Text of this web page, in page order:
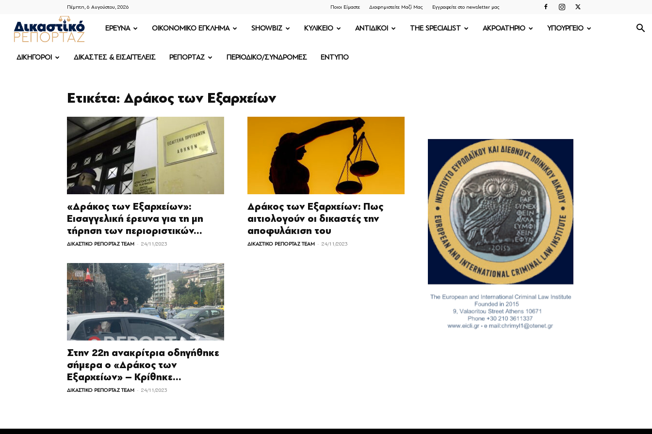
Πέμπτη, 6 Αυγούστου, 2026 Ποιοι Είμαστε Διαφημιστείτε Μαζί Μας Εγγραφείτε στο newsletter μας
ΔΙΚΑΣΤΙΚΟ
ΡΕΠΟΡΤΑΖ
ΕΡΕΥΝΑ OIKONOMIKO ΕΓΚΛΗΜΑ SHOWBIZ ΚΥΛΙΚΕΙΟ ΑΝΤΙΔΙΚΟΙ THE SPECIALIST ΑΚΡΟΑΤΗΡΙΟ ΥΠΟΥΡΓΕΙΟ
ΔΙΚΗΓΟΡΟΙ ΔΙΚΑΣΤΕΣ & ΕΙΣΑΓΓΕΛΕΙΣ ΡΕΠΟΡΤΑΖ ΠΕΡΙΟΔΙΚΟ/ΣΥΝΔΡΟΜΕΣ ΕΝΤΥΠΟ
Ετικέτα: Δράκος των Εξαρχείων
«Δράκος των Εξαρχείων»:
Εισαγγελική έρευνα για τη μη
τήρηση των περιοριστικών...
ΔΙΚΑΣΤΙΚΟ ΡΕΠΟΡΤΑΖ TEAM - 24/11/2023
Δράκος των Εξαρχείων: Πως
αιτιολογούν οι δικαστές την
αποφυλάκιση του
ΔΙΚΑΣΤΙΚΟ ΡΕΠΟΡΤΑΖ TEAM - 24/11/2023
Στην 22η ανακρίτρια οδηγήθηκε
σήμερα ο «Δράκος των
Εξαρχείων» – Κρίθηκε...
ΔΙΚΑΣΤΙΚΟ ΡΕΠΟΡΤΑΖ TEAM - 24/11/2023